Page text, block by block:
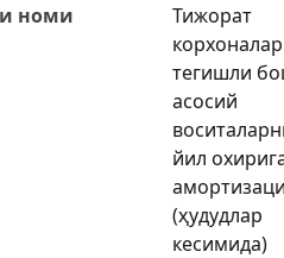
номи
Тижорат
тегишли
асосий
йил
(ҳудудлар
кесимида)